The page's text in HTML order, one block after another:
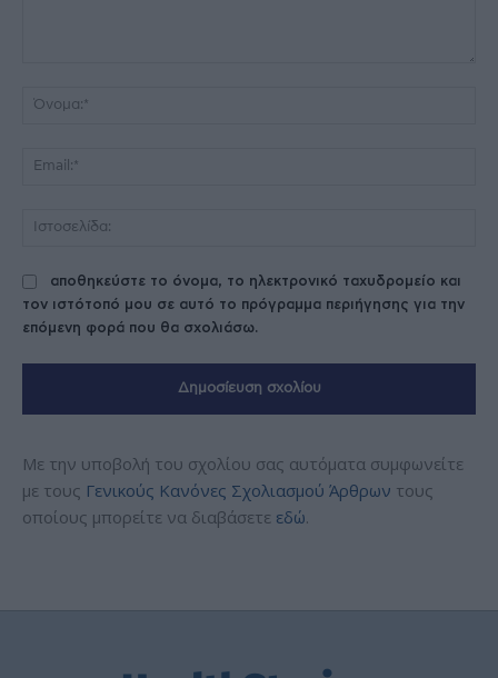
αποθηκεύστε το όνομα, το ηλεκτρονικό ταχυδρομείο και
τον ιστότοπό μου σε αυτό το πρόγραμμα περιήγησης για την
επόμενη φορά που θα σχολιάσω.
Με την υποβολή του σχολίου σας αυτόματα συμφωνείτε
με τους Γενικούς Κανόνες Σχολιασμού Άρθρων τους
οποίους μπορείτε να διαβάσετε εδώ.